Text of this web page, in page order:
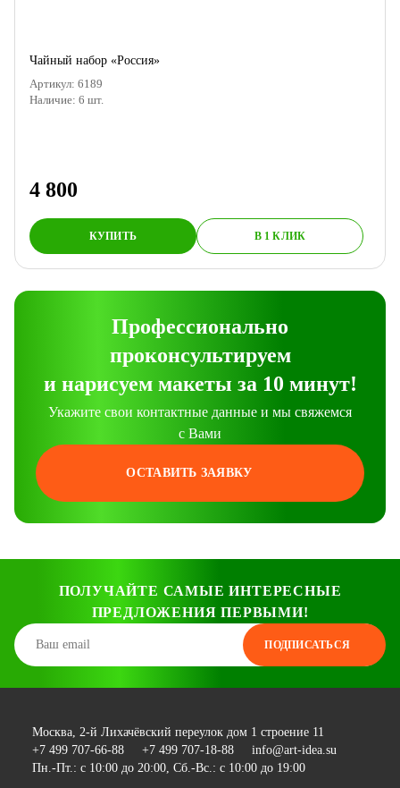
Чайный набор «Россия»
Артикул: 6189
Наличие: 6 шт.
4 800
КУПИТЬ В 1 КЛИК
Профессионально
проконсультируем
и нарисуем макеты за 10 минут!
Укажите свои контактные данные и мы свяжемся
с Вами
ОСТАВИТЬ ЗАЯВКУ
ПОЛУЧАЙТЕ САМЫЕ ИНТЕРЕСНЫЕ
ПРЕДЛОЖЕНИЯ ПЕРВЫМИ!
ПОДПИСАТЬСЯ
Москва, 2-й Лихачёвский переулок дом 1 строение 11
+7 499 707-66-88
+7 499 707-18-88
info@art-idea.su
Пн.-Пт.: с 10:00 до 20:00 Сб.-Вс.: с 10:00 до 19:00